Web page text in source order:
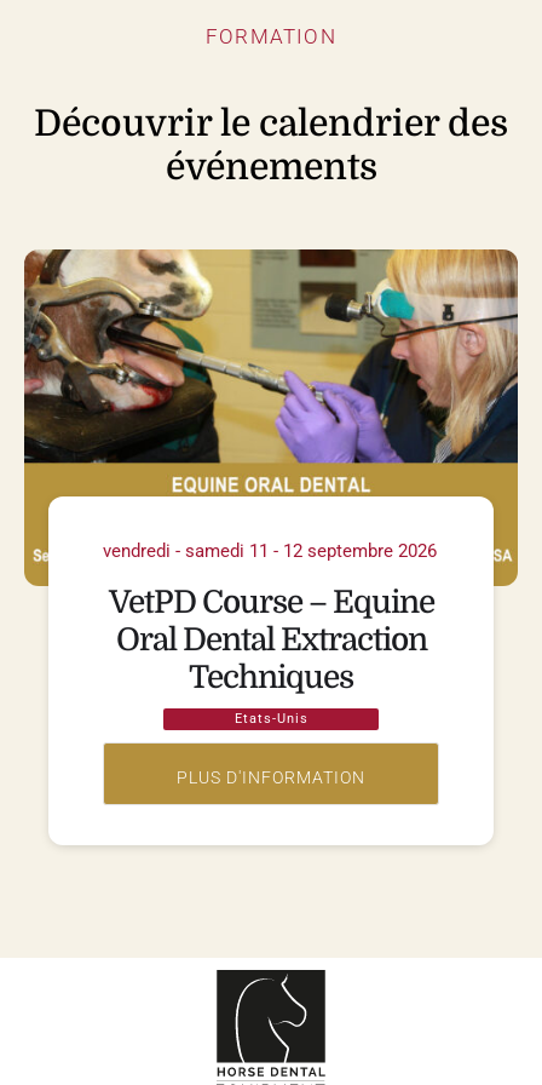
FORMATION
Découvrir le calendrier des
événements
vendredi - samedi 11 - 12 septembre 2026
VetPD Course – Equine
Oral Dental Extraction
Techniques
Etats-Unis